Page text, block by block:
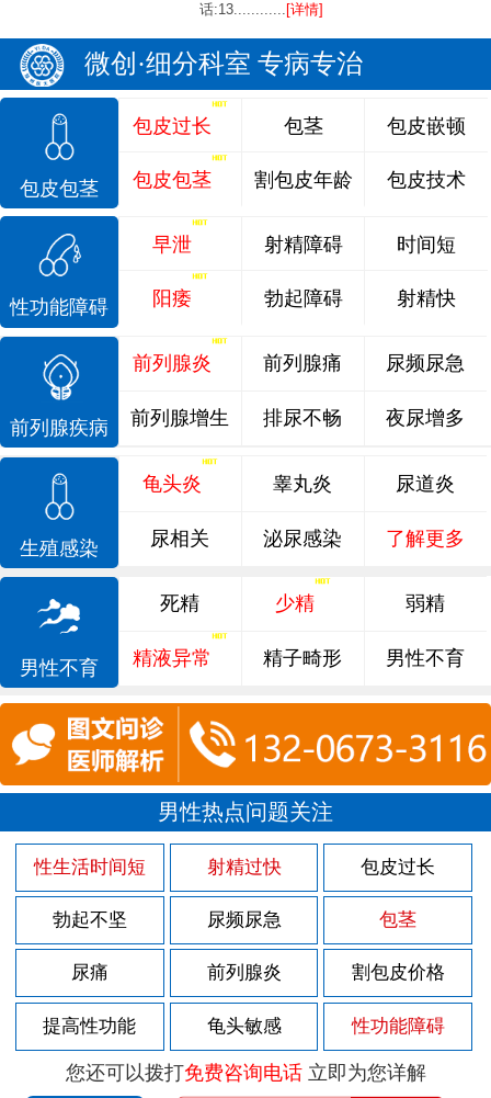
话:13............ [详情]
微创·细分科室 专病专治
包皮包茎
包皮过长
包皮包茎
包茎
割包皮年龄
包皮嵌顿
包皮技术
性功能障碍
早泄
阳痿
射精障碍
勃起障碍
时间短
射精快
前列腺疾病
前列腺炎 前列腺痛 尿频尿急
前列腺增生 排尿不畅 夜尿增多
生殖感染
龟头炎 睾丸炎 尿道炎
尿相关 泌尿感染 了解更多
男性不育
死精 少精 弱精
精液异常 精子畸形 男性不育
男性热点问题关注
性生活时间短 射精过快 包皮过长
勃起不坚 尿频尿急 包茎
尿痛 前列腺炎 割包皮价格
提高性功能 龟头敏感 性功能障碍
您还可以拨打免费咨询电话立即为您详解